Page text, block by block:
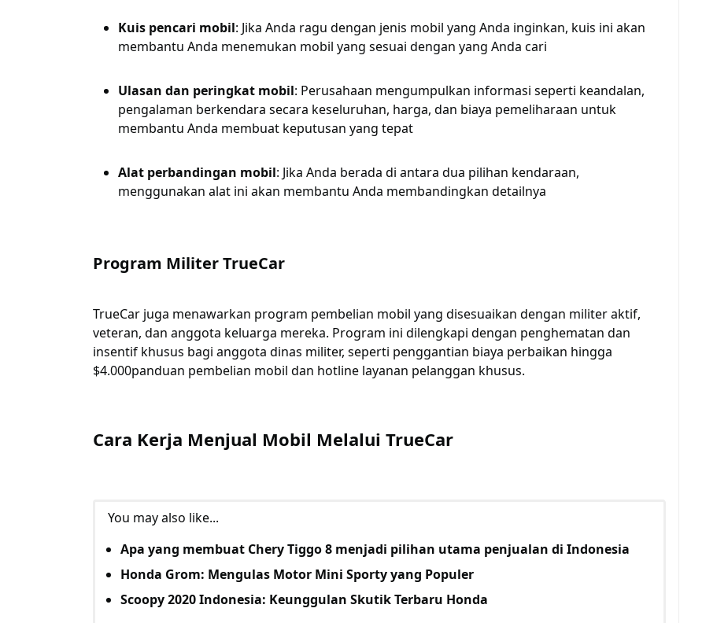
Kuis pencari mobil: Jika Anda ragu dengan jenis mobil yang Anda inginkan, kuis ini akan
membantu Anda menemukan mobil yang sesuai dengan yang Anda cari
Ulasan dan peringkat mobil: Perusahaan mengumpulkan informasi seperti keandalan,
pengalaman berkendara secara keseluruhan, harga, dan biaya pemeliharaan untuk
membantu Anda membuat keputusan yang tepat
Alat perbandingan mobil: Jika Anda berada di antara dua pilihan kendaraan,
menggunakan alat ini akan membantu Anda membandingkan detailnya
Program Militer TrueCar
TrueCar juga menawarkan program pembelian mobil yang disesuaikan dengan militer aktif,
veteran, dan anggota keluarga mereka. Program ini dilengkapi dengan penghematan dan
insentif khusus bagi anggota dinas militer, seperti penggantian biaya perbaikan hingga
$4.000panduan pembelian mobil dan hotline layanan pelanggan khusus.
Cara Kerja Menjual Mobil Melalui TrueCar
You may also like...
Apa yang membuat Chery Tiggo 8 menjadi pilihan utama penjualan di Indonesia
Honda Grom: Mengulas Motor Mini Sporty yang Populer
Scoopy 2020 Indonesia: Keunggulan Skutik Terbaru Honda